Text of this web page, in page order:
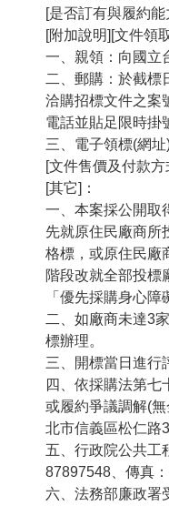
[是否訂有與履約
[附加說明][文件領
一、親領：向國立
二、郵購：於截標
洽購招標文件之案
電話並貼足限時掛
三、電子領標(網址)
[文件售價及付款方
[其它]：
一、本案採公開取
先就原住民廠商所
格標，或原住民廠
階段改就全部投標
「優先採購身心
二、如廠商未達3
標辦理。
三、開標當日進行
四、依採購法第七
或履約爭議調解(
北市信義區松仁路
五、行政院公共工
87897548、傳真
六、法務部廉政署